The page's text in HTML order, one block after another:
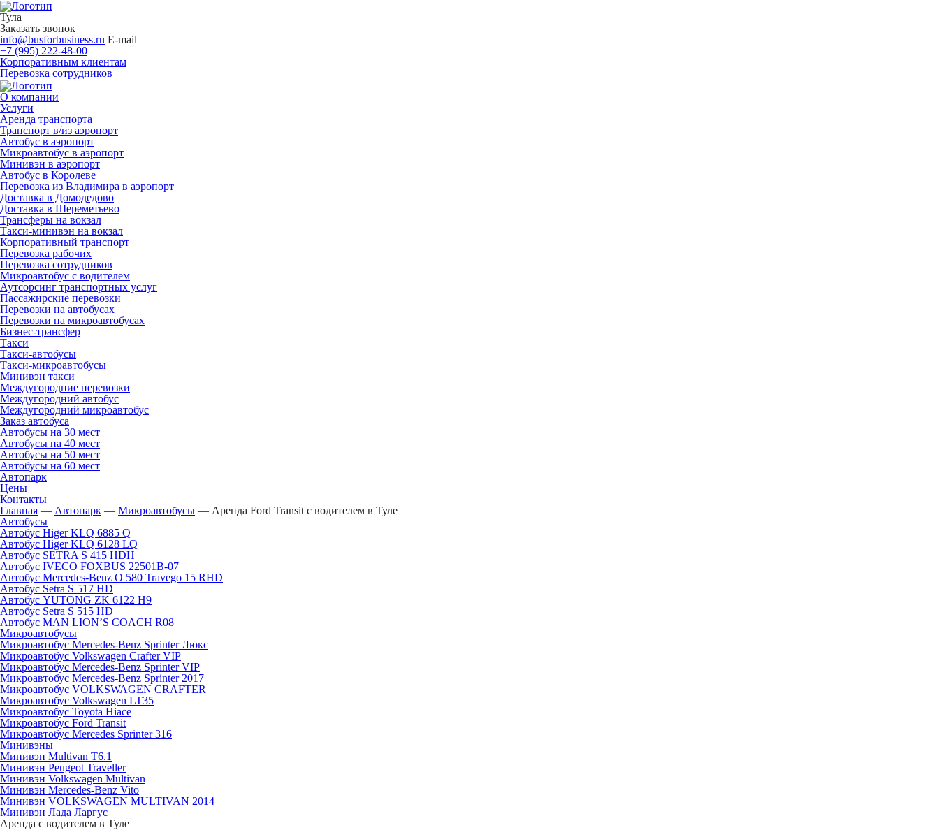
Тула
Заказать звонок
info@busforbusiness.ru E-mail
+7 (995) 222-48-00
Корпоративным клиентам
Перевозка сотрудников
О компании
Услуги
Аренда транспорта
Транспорт в/из аэропорт
Автобус в аэропорт
Микроавтобус в аэропорт
Минивэн в аэропорт
Автобус в Королеве
Перевозка из Владимира в аэропорт
Доставка в Домодедово
Доставка в Шереметьево
Трансферы на вокзал
Такси-минивэн на вокзал
Корпоративный транспорт
Перевозка рабочих
Перевозка сотрудников
Микроавтобус с водителем
Аутсорсинг транспортных услуг
Пассажирские перевозки
Перевозки на автобусах
Перевозки на микроавтобусах
Бизнес-трансфер
Такси
Такси-автобусы
Такси-микроавтобусы
Минивэн такси
Междугородние перевозки
Междугородний автобус
Междугородний микроавтобус
Заказ автобуса
Автобусы на 30 мест
Автобусы на 40 мест
Автобусы на 50 мест
Автобусы на 60 мест
Автопарк
Цены
Контакты
Главная — Автопарк — Микроавтобусы — Аренда Ford Transit с водителем в Туле
Автобусы
Автобус Higer KLQ 6885 Q
Автобус Higer KLQ 6128 LQ
Автобус SETRA S 415 HDH
Автобус IVECO FOXBUS 22501В-07
Автобус Mercedes-Benz O 580 Travego 15 RHD
Автобус Setra S 517 HD
Автобус YUTONG ZK 6122 H9
Автобус Setra S 515 HD
Автобус MAN LION’S COACH R08
Микроавтобусы
Микроавтобус Mercedes-Benz Sprinter Люкс
Микроавтобус Volkswagen Crafter VIP
Микроавтобус Mercedes-Benz Sprinter VIP
Микроавтобус Mercedes-Benz Sprinter 2017
Микроавтобус VOLKSWAGEN CRAFTER
Микроавтобус Volkswagen LT35
Микроавтобус Toyota Hiace
Микроавтобус Ford Transit
Микроавтобус Mercedes Sprinter 316
Минивэны
Минивэн Multivan Т6.1
Минивэн Peugeot Traveller
Минивэн Volkswagen Multivan
Минивэн Mercedes-Benz Vito
Минивэн VOLKSWAGEN MULTIVAN 2014
Минивэн Лада Ларгус
Аренда с водителем в Туле